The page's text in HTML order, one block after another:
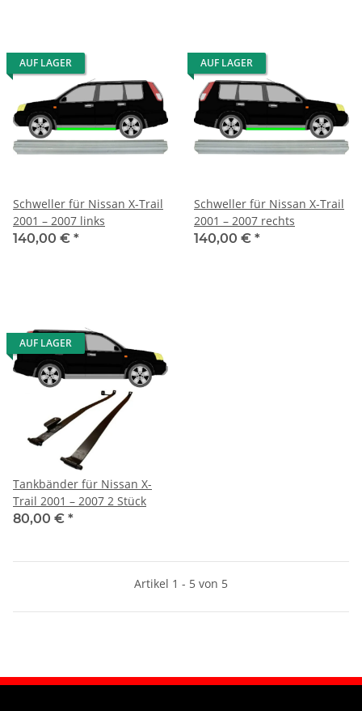
AUF LAGER
Schweller für Nissan X-Trail
2001 – 2007 links
140,00 € *
AUF LAGER
Schweller für Nissan X-Trail
2001 – 2007 rechts
140,00 € *
AUF LAGER
Tankbänder für Nissan X-
Trail 2001 – 2007 2 Stück
80,00 € *
Artikel 1 - 5 von 5